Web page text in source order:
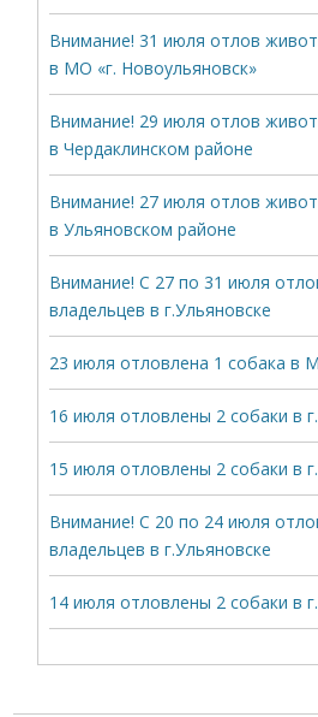
Внимание! 31 июля отлов
в МО «г. Новоульяновск»
Внимание! 29 июля отлов
в Чердаклинском районе
Внимание! 27 июля отлов
в Ульяновском районе
Внимание! С 27 по 31 июля
владельцев в г.Ульяновске
23 июля отловлена 1 собака в
16 июля отловлены 2 собаки в
15 июля отловлены 2 собаки в
Внимание! С 20 по 24 июля
владельцев в г.Ульяновске
14 июля отловлены 2 собаки в